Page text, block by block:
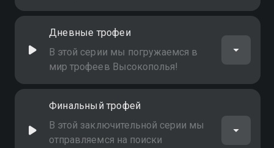
Дневные трофеи
В этой серии мы погружаемся в
мир трофеев Высокополья!
Финальный трофей
В этой заключительной серии мы
отправляемся на поиски